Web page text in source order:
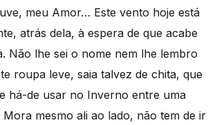
meu Amor… Este vento hoje está
atrás dela, à espera de que acabe
Não lhe sei o nome nem lhe lembro
roupa leve, saia talvez de chita, que
há-de usar no Inverno entre uma
mesmo ali ao lado, não tem de ir